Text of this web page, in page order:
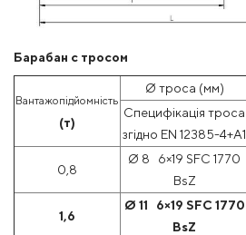
Барабан с тросом
Вантажопідйомність
(т)
Ø троса (мм)
Специфікація троса
згідно EN 12385-4+A1
0,8
Ø 8 6×19 SFC 1770
BsZ
1,6
Ø 11 6×19 SFC 1770
BsZ